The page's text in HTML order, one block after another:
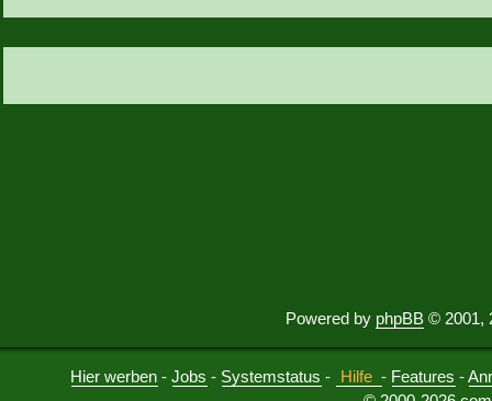
Powered by phpBB © 2001,
Hier werben -Jobs - Systemstatus - Hilfe - Features -